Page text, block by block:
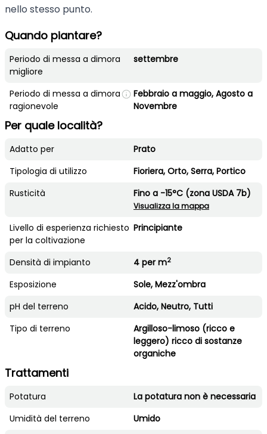
nello stesso punto.
Quando piantare?
Periodo di messa a dimora
migliore
settembre
Periodo di messa a dimora
ragionevole
Febbraio a maggio, Agosto a
Novembre
Per quale località?
Adatto per
Prato
Tipologia di utilizzo
Fioriera, Orto, Serra, Portico
Rusticità
Fino a -15°C (zona USDA 7b)
Visualizza la mappa
Livello di esperienza richiesto
per la coltivazione
Principiante
Densità di impianto 4 per m2
Esposizione
Sole, Mezz'ombra
pH del terreno
Acido, Neutro, Tutti
Tipo di terreno
Argilloso-limoso (ricco e
leggero) ricco di sostanze
organiche
Trattamenti
Potatura
La potatura non è necessaria
Umidità del terreno
Umido